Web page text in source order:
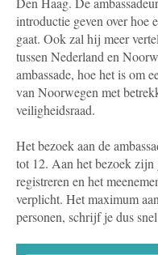
introductie geven over hoe
gaat. Ook zal hij meer
tussen Nederland en
ambassade, hoe het is om
van Noorwegen met
veiligheidsraad.
Het bezoek aan de
tot 12. Aan het bezoek zijn
registreren en het
verplicht. Het maximum
personen, schrijf je dus